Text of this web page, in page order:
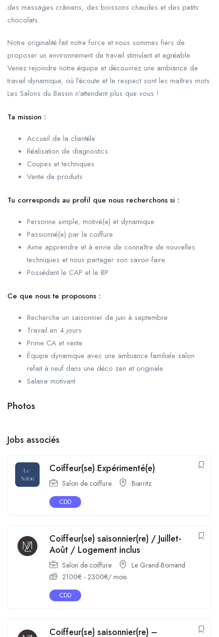
des massages crâniens, des boissons chaudes et des petits
chocolats.
Notre originalité fait notre force et nous sommes fiers de
proposer un environnement de travail stimulant et agréable.
Venez rejoindre notre équipe et découvrez une ambiance de
travail dynamique, où l’écoute et le respect sont les maîtres mots.
Les Salons du Bassin n’attendent plus que vous !
Ta mission :
Accueil de la clientèle
Réalisation de diagnostics
Coupes et techniques
Vente de produits
Tu corresponds au profil que nous recherchons si :
Personne simple, motivé(e) et dynamique
Passionné(e) par la coiffure
Aime apprendre et à envie de connaître de nouvelles
techniques et nous partager son savoir-faire
Possédant le CAP et le BP
Ce que nous te proposons :
Recherche un saisonnier de juin à septembre
Travail en 4 jours
Prime CA et vente
Équipe dynamique avec une ambiance familiale salon
refait à neuf dans une déco zen et originale
Salaire motivant
Photos
Jobs associés
Coiffeur(se) Expérimenté(e)
Salon de coiffure Biarritz
CDD
Coiffeur(se) saisonnier(re) / Juillet-
Août / Logement inclus
Salon de coiffure
Le Grand-Bornand
2100€ - 2300€/ mois
CDD
Coiffeur(se) saisonnier(re) –